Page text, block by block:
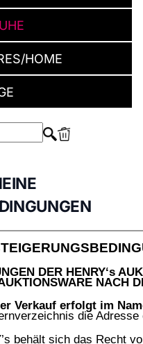
HOME